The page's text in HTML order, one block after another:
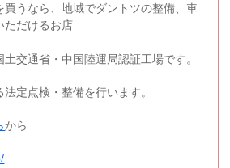
買うなら、地域でダントツの整備、車
ただけるお店
土交通省・中国陸運局認証工場です。
定点検・整備を行います。
から